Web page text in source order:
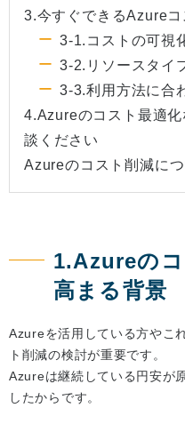
3.今すぐできるAzure
3-1.コストの可視
3-2.リソースタイ
3-3.利用方法に合
4.Azureのコスト最適
談ください
Azureのコスト削減に
1.Azureの
高まる背景
Azureを活用している方やこ
ト削減の検討が重要です。
Azureは継続している円安が
したからです。